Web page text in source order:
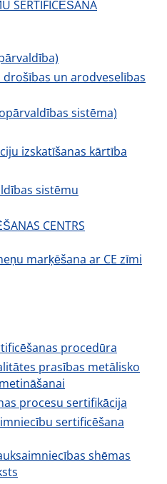
SERTIFICĒŠANA
drošības un arodveselības
sistēma)
izskatīšanas kārtība
sistēmu
CENTRS
marķēšana ar CE zīmi
procedūra
prasības metālisko
procesu sertifikācija
sertificēšana
shēmas